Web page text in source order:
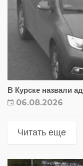
В Курске назвали
06.08.2026
Читать еще